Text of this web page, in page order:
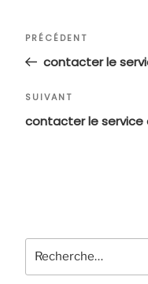
Navigation
l’article
Article
précédent
PRÉCÉDENT
contacter le
Article
suivant
SUIVANT
contacter le service
Recherche
pour